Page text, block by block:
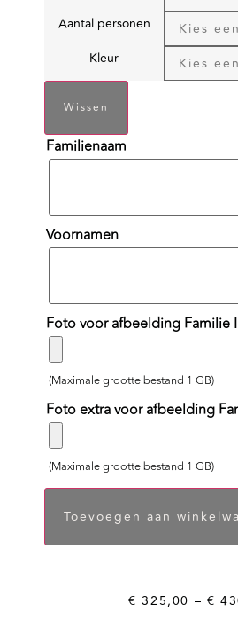
Aantal personen
Kleur
Wissen
Familienaam
Voornamen
Foto voor afbeelding Familie
(Maximale grootte bestand 1 GB)
Foto extra voor afbeelding
(Maximale grootte bestand 1 GB)
Toevoegen aan
€ 325,00 – €